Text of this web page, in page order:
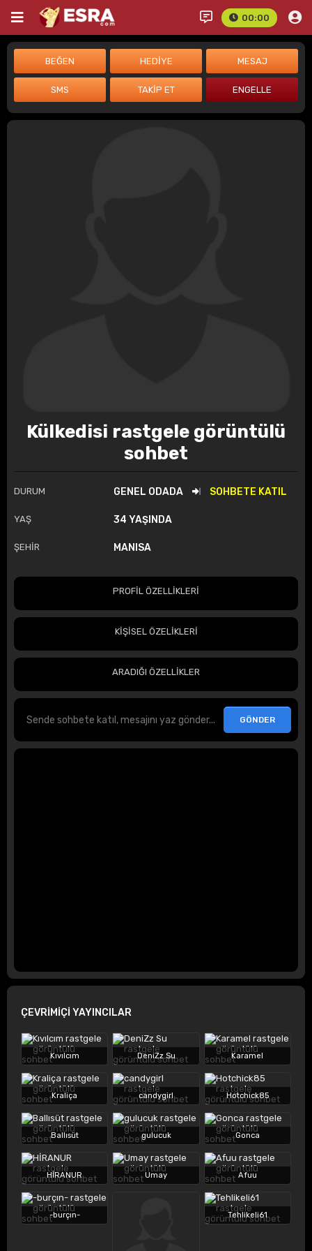
00:00
Külkedisi rastgele görüntülü
sohbet
DURUM GENEL ODADA SOHBETE KATIL
YAŞ 34 YAŞINDA
ŞEHİR MANISA
PROFİL ÖZELLİKLERİ
KİŞİSEL ÖZELİKLERİ
ARADIĞI ÖZELLİKLER
ÇEVRİMİÇİ YAYINCILAR
Kıvılcım DeniZz Su Karamel
Kraliça candygirl Hotchick85
Ballısüt gulucuk Gonca
HİRANUR Umay Afuu
-burçın- Tehlikeli61